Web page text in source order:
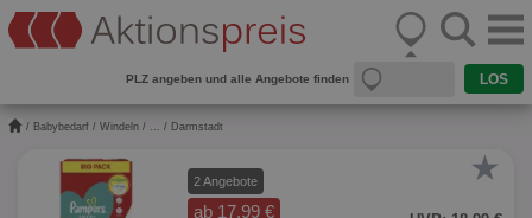
PLZ angeben und alle Angebote finden
/ Babybedarf / Windeln / ... / Darmstadt
2 Angebote
ab 17,99 €
★